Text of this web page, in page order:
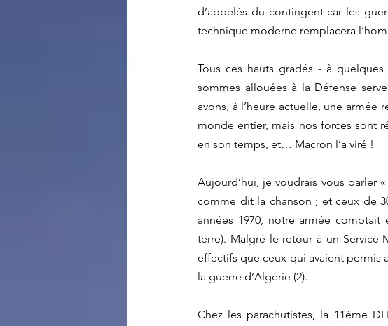
d’appelés du contingent car les
technique moderne remplacera
Tous ces hauts gradés - à
sommes allouées à la Défense
avons, à l’heure actuelle, une armée
monde entier, mais nos forces sont
en son temps, et… Macron l’a viré !
Aujourd’hui, je voudrais vous parler
comme dit la chanson ; et ceux de
années 1970, notre armée
terre). Malgré le retour à un Service
effectifs que ceux qui avaient permis
la guerre d’Algérie (2).
Chez les parachutistes, la 11ème